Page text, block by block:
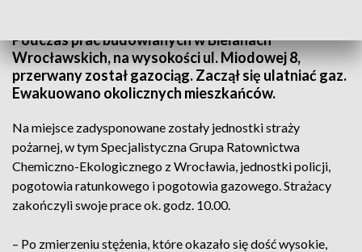
Podczas prac budowlanych w Bielanach
Wrocławskich, na wysokości ul. Miodowej 8,
przerwany został gazociąg. Zaczął się ulatniać gaz.
Ewakuowano okolicznych mieszkańców.
Na miejsce zadysponowane zostały jednostki straży
pożarnej, w tym Specjalistyczna Grupa Ratownictwa
Chemiczno-Ekologicznego z Wrocławia, jednostki policji,
pogotowia ratunkowego i pogotowia gazowego. Strażacy
zakończyli swoje prace ok. godz. 10.00.
– Po zmierzeniu stężenia, które okazało się dość wysokie,